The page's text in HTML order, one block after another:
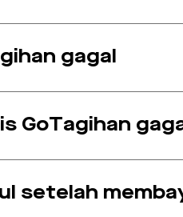
gagal
GoTagihan
setelah